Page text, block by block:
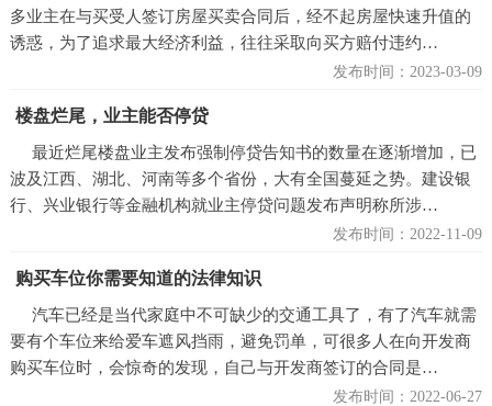
多业主在与买受人签订房屋买卖合同后，经不起房屋快速升值的
诱惑，为了追求最大经济利益，往往采取向买方赔付违约…
发布时间：2023-03-09
楼盘烂尾，业主能否停贷
最近烂尾楼盘业主发布强制停贷告知书的数量在逐渐增加，已
波及江西、湖北、河南等多个省份，大有全国蔓延之势。建设银
行、兴业银行等金融机构就业主停贷问题发布声明称所涉…
发布时间：2022-11-09
购买车位你需要知道的法律知识
汽车已经是当代家庭中不可缺少的交通工具了，有了汽车就需
要有个车位来给爱车遮风挡雨，避免罚单，可很多人在向开发商
购买车位时，会惊奇的发现，自己与开发商签订的合同是…
发布时间：2022-06-27